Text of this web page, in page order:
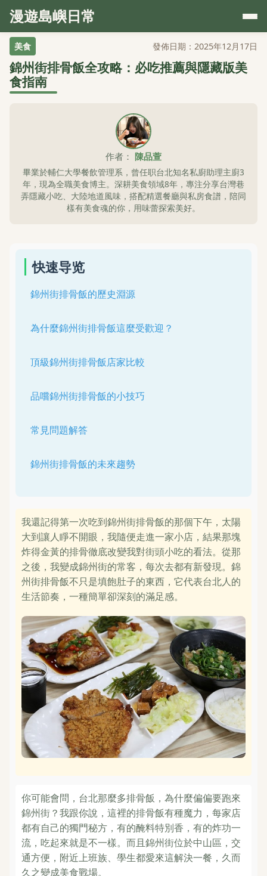
漫遊島嶼日常
美食 發佈日期：2025年12月17日
錦州街排骨飯全攻略：必吃推薦與隱藏版美
食指南
作者： 陳品萱
畢業於輔仁大學餐飲管理系，曾任职台北知名私廚助理主廚3
年，現為全職美食博主。深耕美食領域8年，專注分享台灣巷
弄隱藏小吃、大陸地道風味，搭配精選餐廳與私房食譜，陪同
樣有美食魂的你，用味蕾探索美好。
快速导览
錦州街排骨飯的歷史淵源
為什麼錦州街排骨飯這麼受歡迎？
頂級錦州街排骨飯店家比較
品嚐錦州街排骨飯的小技巧
常見問題解答
錦州街排骨飯的未來趨勢
我還記得第一次吃到錦州街排骨飯的那個下午，太陽
大到讓人睜不開眼，我隨便走進一家小店，結果那塊
炸得金黃的排骨徹底改變我對街頭小吃的看法。從那
之後，我變成錦州街的常客，每次去都有新發現。錦
州街排骨飯不只是填飽肚子的東西，它代表台北人的
生活節奏，一種簡單卻深刻的滿足感。
你可能會問，台北那麼多排骨飯，為什麼偏偏要跑來
錦州街？我跟你說，這裡的排骨飯有種魔力，每家店
都有自己的獨門秘方，有的醃料特別香，有的炸功一
流，吃起來就是不一樣。而且錦州街位於中山區，交
通方便，附近上班族、學生都愛來這解決一餐，久而
久之變成美食戰場。